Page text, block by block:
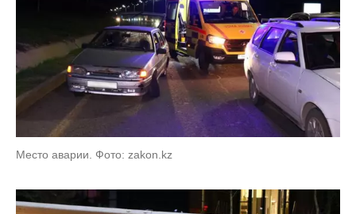
Место аварии. Фото: zakon.kz